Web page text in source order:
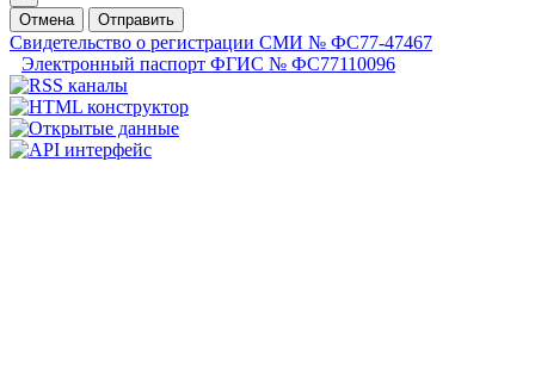
Отмена
Отправить
Свидетельство о регистрации СМИ № ФС77-47467
Электронный паспорт ФГИС № ФС77110096